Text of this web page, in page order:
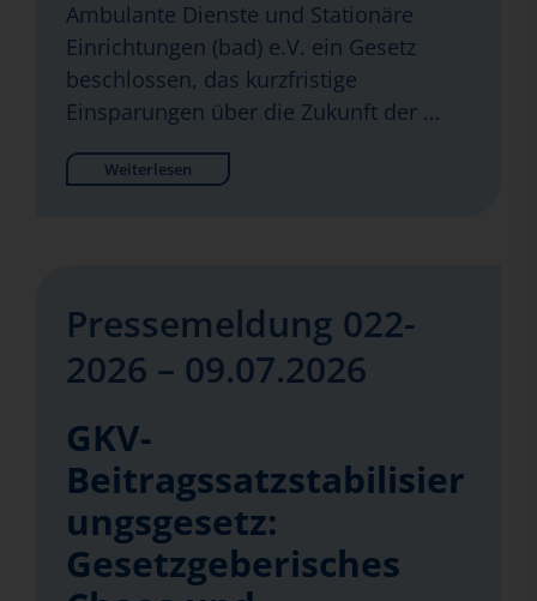
Ambulante Dienste und Stationäre
Einrichtungen (bad) e.V. ein Gesetz
beschlossen, das kurzfristige
Einsparungen über die Zukunft der …
Weiterlesen
Pressemeldung 022-
2026 – 09.07.2026
GKV-
Beitragssatzstabilisier
ungsgesetz:
Gesetzgeberisches